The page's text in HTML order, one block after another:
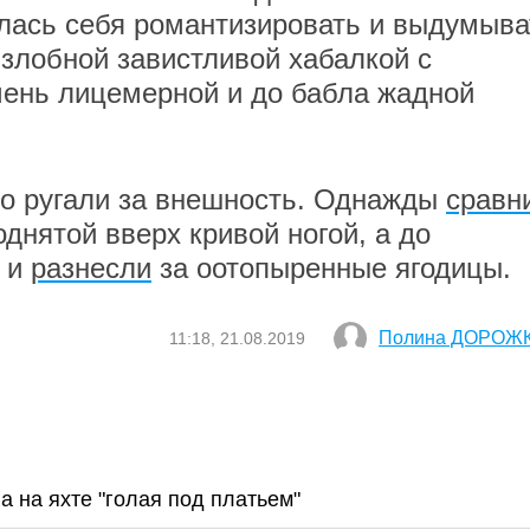
себя романтизировать и
завистливой хабалкой с
лицемерной и до бабла жадной
ругали за внешность. Однажды
вверх кривой ногой, а до
разнесли за оотопыренные ягодицы.
11:18, 21.08.2019 Полина
на яхте "голая под платьем"